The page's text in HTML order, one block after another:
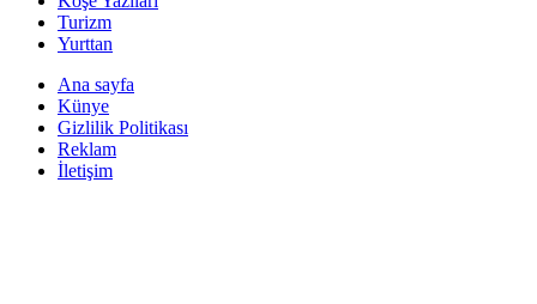
Turizm
Yurttan
Ana sayfa
Künye
Gizlilik Politikası
Reklam
İletişim